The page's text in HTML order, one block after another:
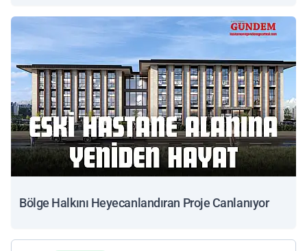
Bölge Halkını Heyecanlandıran Proje Canlanıyor